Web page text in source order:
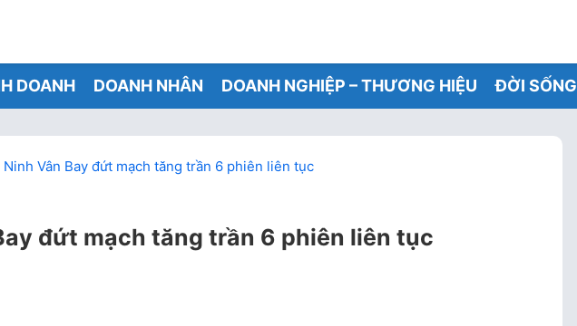
DOANH DOANH NHÂN DOANH NGHIỆP – THƯƠNG HIỆU ĐỜI SỐNG
Vân Bay đứt mạch tăng trần 6 phiên liên tục
đứt mạch tăng trần 6 phiên liên tục